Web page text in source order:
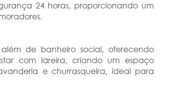
24 horas, proporcionando um
de banheiro social, oferecendo
com lareira, criando um espaço
e churrasqueira, ideal para